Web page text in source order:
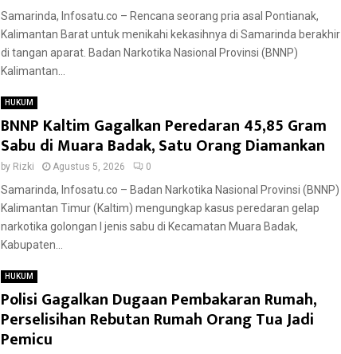
Samarinda, Infosatu.co – Rencana seorang pria asal Pontianak,
Kalimantan Barat untuk menikahi kekasihnya di Samarinda berakhir
di tangan aparat. Badan Narkotika Nasional Provinsi (BNNP)
Kalimantan...
HUKUM
BNNP Kaltim Gagalkan Peredaran 45,85 Gram
Sabu di Muara Badak, Satu Orang Diamankan
by Rizki Agustus 5, 2026 0
Samarinda, Infosatu.co – Badan Narkotika Nasional Provinsi (BNNP)
Kalimantan Timur (Kaltim) mengungkap kasus peredaran gelap
narkotika golongan I jenis sabu di Kecamatan Muara Badak,
Kabupaten...
HUKUM
Polisi Gagalkan Dugaan Pembakaran Rumah,
Perselisihan Rebutan Rumah Orang Tua Jadi
Pemicu